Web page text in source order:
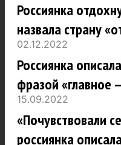
Россиянка
назвала страну
02.12.2022
Россиянка
фразой «главное
15.09.2022
«Почувствовали
россиянка